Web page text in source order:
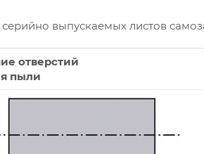
выпускаемых листов
отверстий
пыли